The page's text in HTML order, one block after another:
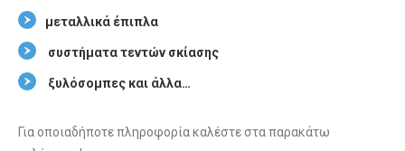
μεταλλικά έπιπλα
συστήματα τεντών σκίασης
ξυλόσομπες και άλλα…
Για οποιαδήποτε πληροφορία καλέστε στα παρακάτω